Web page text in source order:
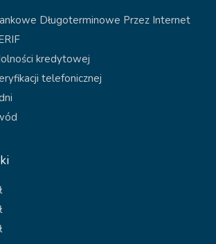
Długoterminowe Przez Internet
kredytowej
telefonicznej